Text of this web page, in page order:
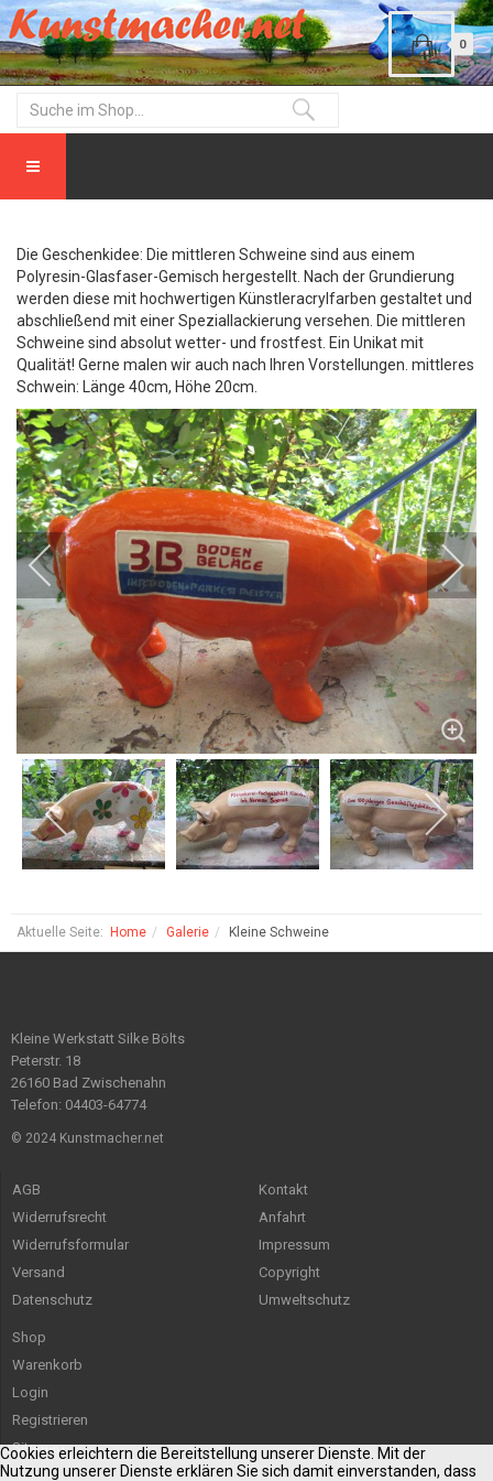
0
Die Geschenkidee: Die mittleren Schweine sind aus einem
Polyresin-Glasfaser-Gemisch hergestellt. Nach der Grundierung
werden diese mit hochwertigen Künstleracrylfarben gestaltet und
abschließend mit einer Speziallackierung versehen. Die mittleren
Schweine sind absolut wetter- und frostfest. Ein Unikat mit
Qualität! Gerne malen wir auch nach Ihren Vorstellungen. mittleres
Schwein: Länge 40cm, Höhe 20cm.
Aktuelle Seite: Home Galerie Kleine Schweine
Kleine Werkstatt Silke Bölts
Peterstr. 18
26160 Bad Zwischenahn
Telefon: 04403-64774
© 2024 Kunstmacher.net
AGB
Widerrufsrecht
Widerrufsformular
Versand
Datenschutz
Kontakt
Anfahrt
Impressum
Copyright
Umweltschutz
Shop
Warenkorb
Login
Registrieren
Sitemap
Cookies erleichtern die Bereitstellung unserer Dienste. Mit der
Nutzung unserer Dienste erklären Sie sich damit einverstanden, dass